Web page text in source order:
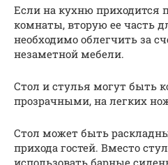
Если на кухню приходится
комнаты, вторую ее часть
необходимо облегчить за
незаметной мебели.
Стол и стулья могут быть
прозрачными, на легких
Стол может быть
прихода гостей. Вместо
использовать барные